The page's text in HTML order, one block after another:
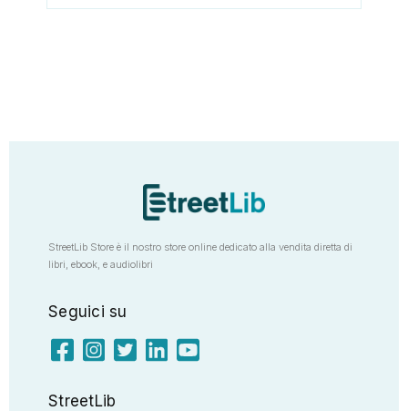
StreetLib Store è il nostro store online dedicato alla vendita diretta di
libri, ebook, e audiolibri
Seguici su
StreetLib